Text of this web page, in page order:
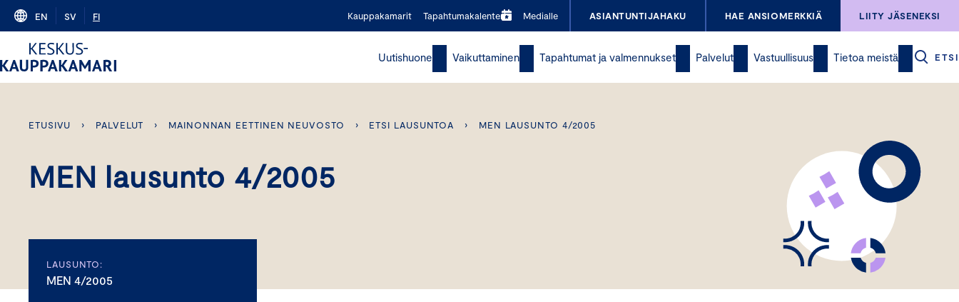
Skip
content
EN SV FI Kauppakamarit Tapahtumakalenteri Medialle ASIANTUNTIJAHAKU HAE ANSIOMERKKIÄ LIITY JÄSENEKSI
Uutishuone Vaikuttaminen Tapahtumat ja valmennukset Palvelut Vastuullisuus Tietoa meistä ETSI
ETUSIVU › PALVELUT › MAINONNAN EETTINEN NEUVOSTO › ETSI LAUSUNTOA › MEN LAUSUNTO 4/2005
MEN lausunto 4/2005
LAUSUNTO:
MEN 4/2005